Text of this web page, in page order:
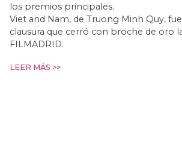
los premios principales.
Viet and Nam, de Truong Minh Quy,
clausura que cerró con broche de oro la
FILMADRID.
LEER MÁS >>